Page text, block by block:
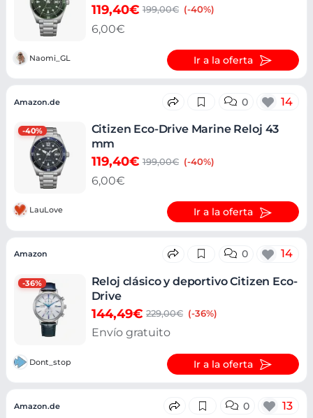
119,40€ 199,00€ (-40%)
6,00€
Naomi_GL Ir a la oferta
-40%
Amazon.de 0 14
Citizen Eco-Drive Marine Reloj 43
mm
119,40€ 199,00€ (-40%)
6,00€
LauLove Ir a la oferta
-36%
Amazon 0 14
Reloj clásico y deportivo Citizen Eco-
Drive
144,49€ 229,00€ (-36%)
Envío gratuito
Dont_stop Ir a la oferta
Amazon.de 0 13